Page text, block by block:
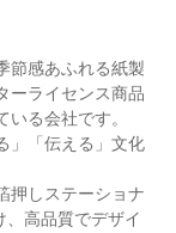
節感あふれる紙製
ーライセンス商品
る会社です。
」「伝える」文化
押しステーショナ
、高品質でデザイ